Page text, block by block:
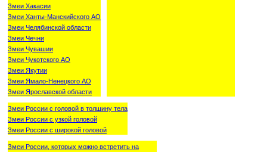
Змеи Хакасии
Змеи Ханты-Манскийского АО
Змеи Челябинской области
Змеи Чечни
Змеи Чувашии
Змеи Чукотского АО
Змеи Якутии
Змеи Ямало-Ненецкого АО
Змеи Ярославской области
Змеи России с головой в толшину тела
Змеи России с узкой головой
Змеи России с широкой головой
Змеи России, которых можно встретить на